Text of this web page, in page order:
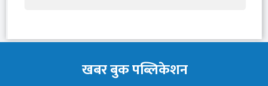
खबर बुक पब्लिकेशन